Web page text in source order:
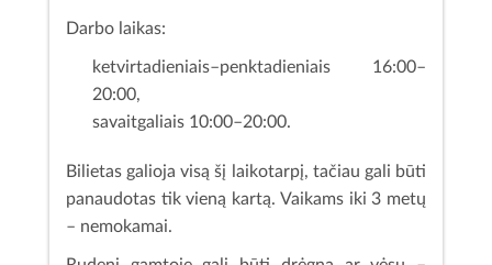
Darbo laikas:
ketvirtadieniais–penktadieniais 16:00–
20:00,
savaitgaliais 10:00–20:00.
Bilietas galioja visą šį laikotarpį, tačiau gali būti
panaudotas tik vieną kartą. Vaikams iki 3 metų
– nemokamai.